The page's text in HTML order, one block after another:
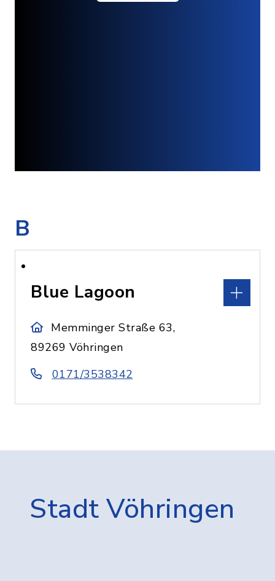
B
Blue Lagoon
Memminger Straße 63,
89269 Vöhringen
0171/3538342
Stadt Vöhringen